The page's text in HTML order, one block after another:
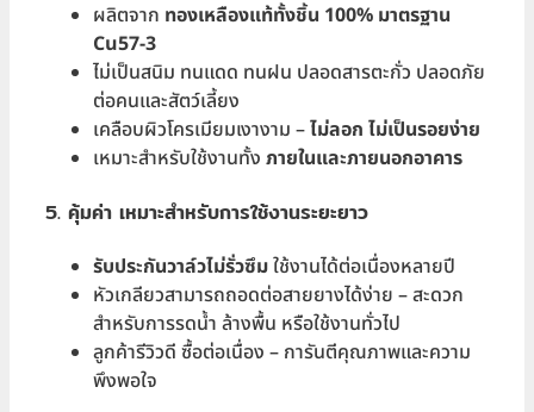
ผลิตจาก ทองเหลืองแท้ทั้งชิ้น 100% มาตรฐาน
Cu57-3
ไม่เป็นสนิม ทนแดด ทนฝน ปลอดสารตะกั่ว ปลอดภัย
ต่อคนและสัตว์เลี้ยง
เคลือบผิวโครเมียมเงางาม –ไม่ลอก ไม่เป็นรอยง่าย
เหมาะสำหรับใช้งานทั้ง ภายในและภายนอกอาคาร
5. คุ้มค่า เหมาะสำหรับการใช้งานระยะยาว
รับประกันวาล์วไม่รั่วซึมใช้งานได้ต่อเนื่องหลายปี
หัวเกลียวสามารถถอดต่อสายยางได้ง่าย – สะดวก
สำหรับการรดน้ำ ล้างพื้น หรือใช้งานทั่วไป
ลูกค้ารีวิวดี ซื้อต่อเนื่อง – การันตีคุณภาพและความ
พึงพอใจ